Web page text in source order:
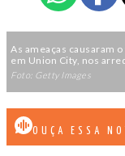
As ameaças causaram
em Union City, nos
Foto: Getty Images
OUÇA ESSA